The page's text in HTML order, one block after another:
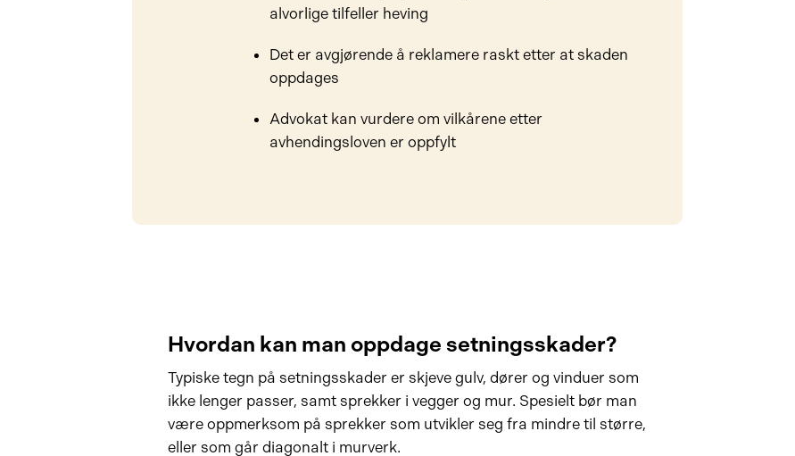
alvorlige tilfeller heving
Det er avgjørende å reklamere raskt etter at skaden
oppdages
Advokat kan vurdere om vilkårene etter
avhendingsloven er oppfylt
Hvordan kan man oppdage setningsskader?
Typiske tegn på setningsskader er skjeve gulv, dører og vinduer som
ikke lenger passer, samt sprekker i vegger og mur. Spesielt bør man
være oppmerksom på sprekker som utvikler seg fra mindre til større,
eller som går diagonalt i murverk.